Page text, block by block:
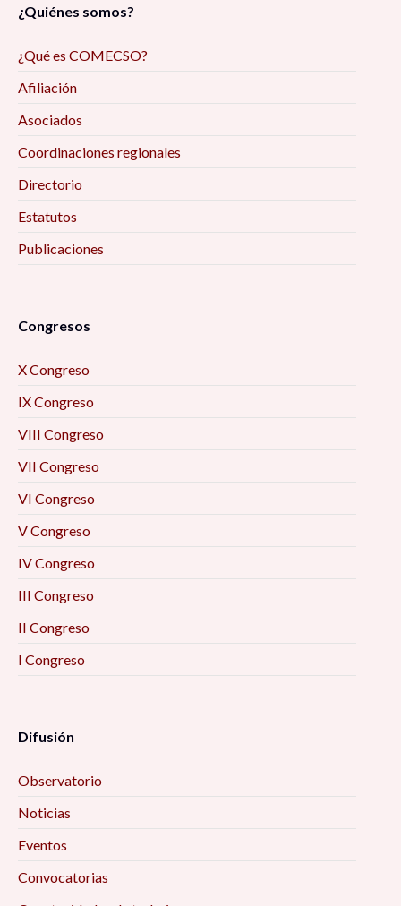
¿Quiénes somos?
¿Qué es COMECSO?
Afiliación
Asociados
Coordinaciones regionales
Directorio
Estatutos
Publicaciones
Congresos
X Congreso
IX Congreso
VIII Congreso
VII Congreso
VI Congreso
V Congreso
IV Congreso
III Congreso
II Congreso
I Congreso
Difusión
Observatorio
Noticias
Eventos
Convocatorias